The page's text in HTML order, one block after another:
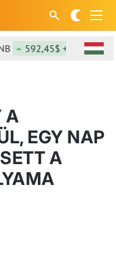
592,45$ +0,12%
A
EGY NAP
A